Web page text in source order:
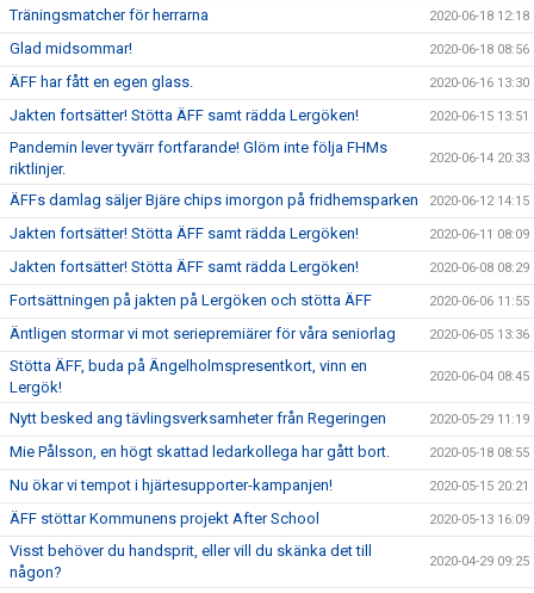
Träningsmatcher för herrarna 2020-06-18 12:18
Glad midsommar! 2020-06-18 08:56
ÄFF har fått en egen glass. 2020-06-16 13:30
Jakten fortsätter! Stötta ÄFF samt rädda Lergöken! 2020-06-15 13:51
Pandemin lever tyvärr fortfarande! Glöm inte följa FHMs
riktlinjer.
2020-06-14 20:33
ÄFFs damlag säljer Bjäre chips imorgon på fridhemsparken 2020-06-12 14:15
Jakten fortsätter! Stötta ÄFF samt rädda Lergöken! 2020-06-11 08:09
Jakten fortsätter! Stötta ÄFF samt rädda Lergöken! 2020-06-08 08:29
Fortsättningen på jakten på Lergöken och stötta ÄFF 2020-06-06 11:55
Äntligen stormar vi mot seriepremiärer för våra seniorlag 2020-06-05 13:36
Stötta ÄFF, buda på Ängelholmspresentkort, vinn en
Lergök!
2020-06-04 08:45
Nytt besked ang tävlingsverksamheter från Regeringen 2020-05-29 11:19
Mie Pålsson, en högt skattad ledarkollega har gått bort. 2020-05-18 08:55
Nu ökar vi tempot i hjärtesupporter-kampanjen! 2020-05-15 20:21
ÄFF stöttar Kommunens projekt After School 2020-05-13 16:09
Visst behöver du handsprit, eller vill du skänka det till
någon?
2020-04-29 09:25